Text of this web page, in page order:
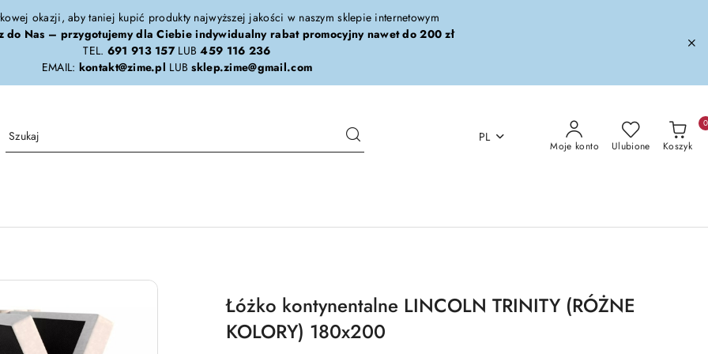
okazji, aby taniej kupić produkty najwyższej jakości w naszym sklepie internetowym
do Nas – przygotujemy dla Ciebie indywidualny rabat promocyjny nawet do 200 zł
TEL. 691 913 157LUB459 116 236
EMAIL: kontakt@zime.pl LUBsklep.zime@gmail.com
PL
Moje konto Ulubione Koszyk
0
Łóżko kontynentalne LINCOLN TRINITY (RÓŻNE
KOLORY) 180x200